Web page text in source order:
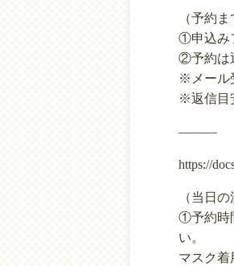
（予約ま
①申込み
②予約は
※メール
※返信目
――― 申
https://
（当日の
①予約時
い
マスク着